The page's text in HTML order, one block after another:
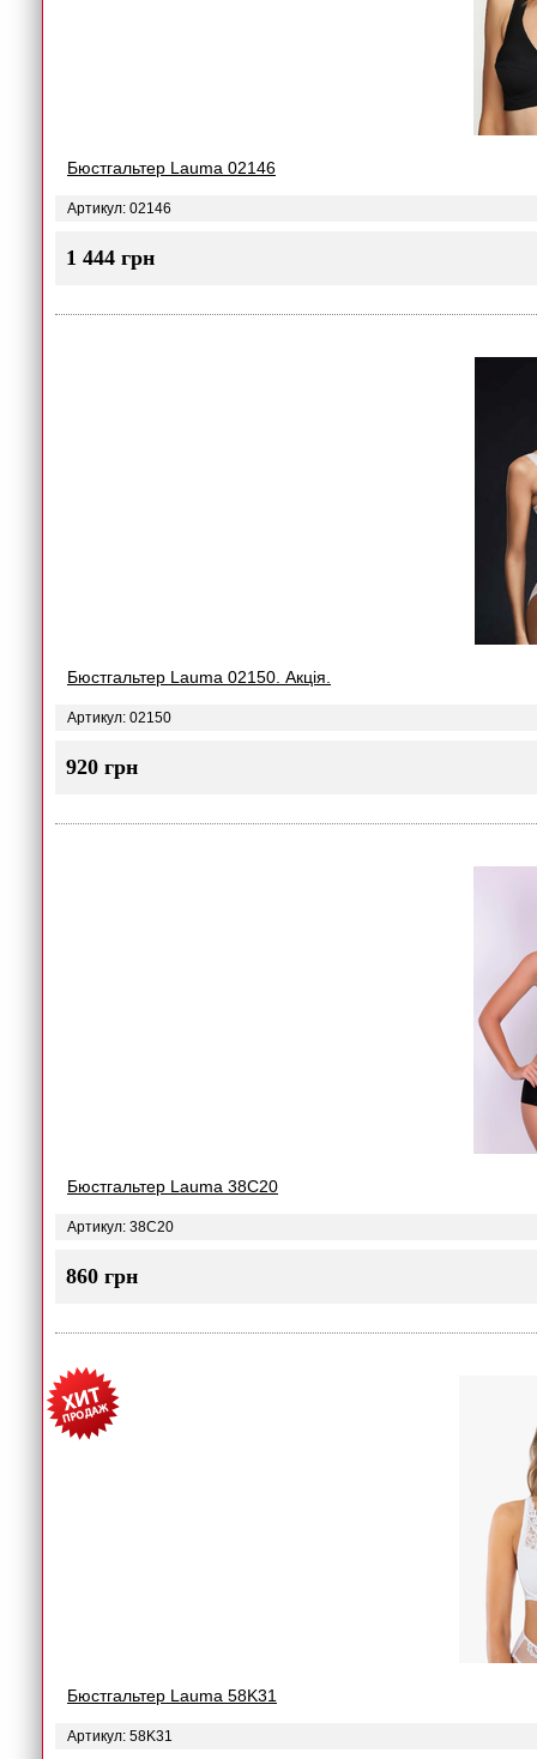
Бюстгальтер Lauma 02146
Артикул: 02146
1 444 грн
Бюстгальтер Lauma 02150. Акція.
Артикул: 02150
920 грн
Бюстгальтер Lauma 38C20
Артикул: 38C20
860 грн
Бюстгальтер Lauma 58K31
Артикул: 58K31